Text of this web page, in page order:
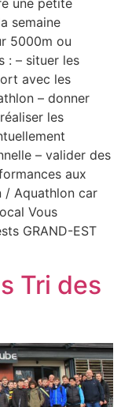
semaine
5000m ou
: – situer les
avec les
– donner
les
– valider des
aux
/ Aquathlon car
Vous
GRAND-EST
Tri des